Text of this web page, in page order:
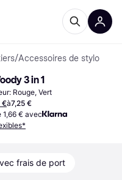
/Accessoires de stylo
3 in 1
Rouge, Vert
€à7,25 €
€ avec
frais de port